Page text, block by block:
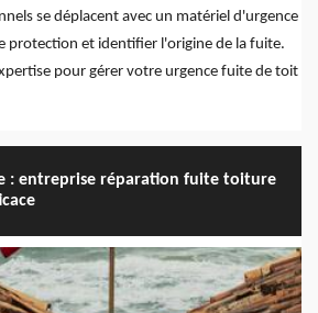
se déplacent avec un matériel d'urgence
protection et identifier l'origine de la fuite.
pour gérer votre urgence fuite de toit
: entreprise réparation fuite toiture